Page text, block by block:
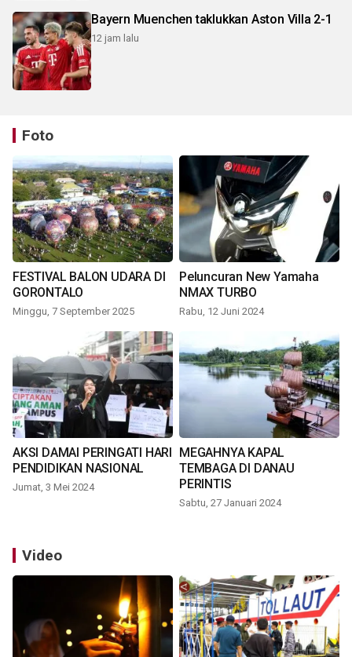
Bayern Muenchen taklukkan Aston Villa 2-1
12 jam lalu
Foto
FESTIVAL BALON UDARA DI
GORONTALO
Minggu, 7 September 2025
Peluncuran New Yamaha
NMAX TURBO
Rabu, 12 Juni 2024
AKSI DAMAI PERINGATI HARI
PENDIDIKAN NASIONAL
Jumat, 3 Mei 2024
MEGAHNYA KAPAL
TEMBAGA DI DANAU
PERINTIS
Sabtu, 27 Januari 2024
Video